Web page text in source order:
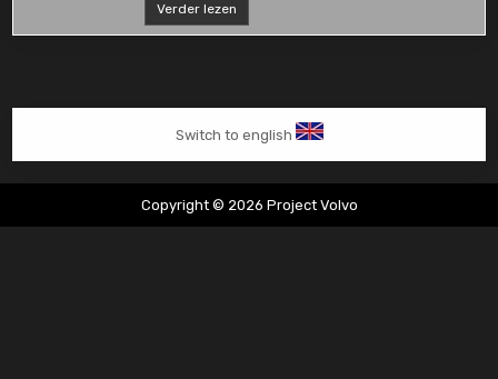
Verder lezen
S40
1.8i
Switch to english
Copyright © 2026 Project Volvo